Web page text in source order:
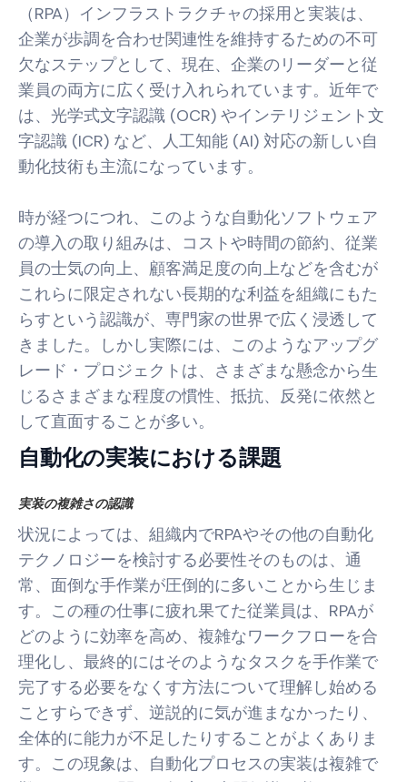
（RPA）インフラストラクチャの採用と実装は、
企業が歩調を合わせ関連性を維持するための不可
欠なステップとして、現在、企業のリーダーと従
業員の両方に広く受け入れられています。近年で
は、光学式文字認識 (OCR) やインテリジェント文
字認識 (ICR) など、人工知能 (AI) 対応の新しい自
動化技術も主流になっています。
時が経つにつれ、このような自動化ソフトウェア
の導入の取り組みは、コストや時間の節約、従業
員の士気の向上、顧客満足度の向上などを含むが
これらに限定されない長期的な利益を組織にもた
らすという認識が、専門家の世界で広く浸透して
きました。しかし実際には、このようなアップグ
レード・プロジェクトは、さまざまな懸念から生
じるさまざまな程度の慣性、抵抗、反発に依然と
して直面することが多い。
自動化の実装における課題
実装の複雑さの認識
状況によっては、組織内でRPAやその他の自動化
テクノロジーを検討する必要性そのものは、通
常、面倒な手作業が圧倒的に多いことから生じま
す。この種の仕事に疲れ果てた従業員は、RPAが
どのように効率を高め、複雑なワークフローを合
理化し、最終的にはそのようなタスクを手作業で
完了する必要をなくす方法について理解し始める
ことすらできず、逆説的に気が進まなかったり、
全体的に能力が不足したりすることがよくありま
す。この現象は、自動化プロセスの実装は複雑で